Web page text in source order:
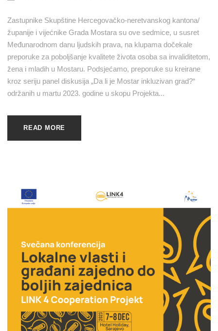
Zastupnike Skupštine Hercegovačko-neretvanskog kantona/
županije i vijećnike Grada Mostara su ove sedmice, u susret
Međunarodnom danu ljudskih prava, na klupama dočekale
preporuke za poboljšanje kvalitete života osoba sa invaliditetom,
žena i mladih u Mostaru. Podsjećamo, preporuke su kreirane
kroz seriju panel diskusija „Da li je Mostar inkluzivan grad?“
održanih u martu 2023. godine u skopu Projekta...
READ MORE